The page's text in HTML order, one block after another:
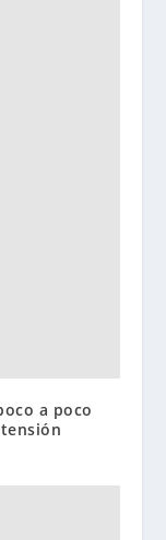
a poco